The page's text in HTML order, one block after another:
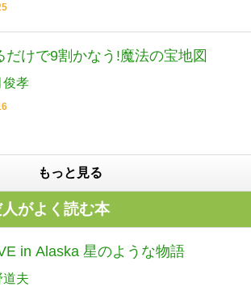
だけで9割かなう!魔法の宝地図
俊孝
もっと見る
がよく読む本
in Alaska 星のような物語
道夫